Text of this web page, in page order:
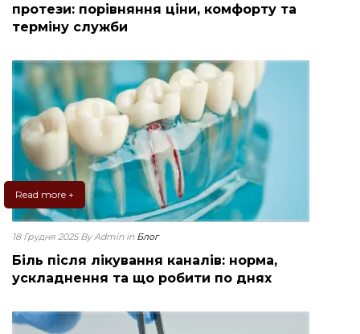
протези: порівняння ціни, комфорту та
терміну служби
Read more +
18 Грудня 2025 By Admin in Блог
Біль після лікування каналів: норма,
ускладнення та що робити по днях